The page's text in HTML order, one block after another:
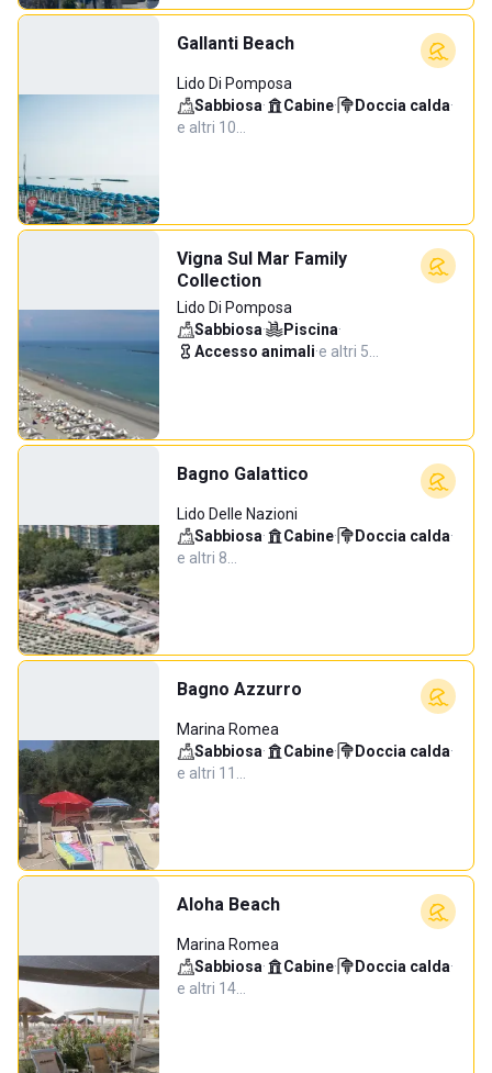
Gallanti Beach
Lido Di Pomposa
Sabbiosa· Cabine· Doccia calda·
e altri 10…
Vigna Sul Mar Family
Collection
Lido Di Pomposa
Sabbiosa· Piscina·
Accesso animali·e altri 5…
Bagno Galattico
Lido Delle Nazioni
Sabbiosa· Cabine· Doccia calda·
e altri 8…
Bagno Azzurro
Marina Romea
Sabbiosa· Cabine· Doccia calda·
e altri 11…
Aloha Beach
Marina Romea
Sabbiosa· Cabine· Doccia calda·
e altri 14…